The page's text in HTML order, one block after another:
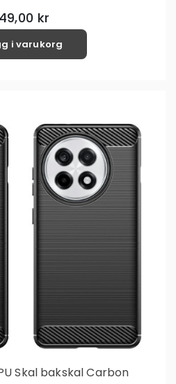
kr
i varukorg
Skal bakskal Carbon